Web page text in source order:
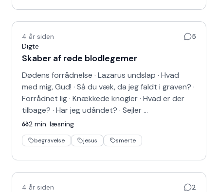
4 år siden
5
Digte
Skaber af røde blodlegemer
Dødens forrådnelse · Lazarus undslap · Hvad
med mig, Gud! · Så du væk, da jeg faldt i graven? ·
Forrådnet lig · Knækkede knogler · Hvad er der
tilbage? · Har jeg udåndet? · Sejler …
2 min. læsning
begravelse jesus smerte
4 år siden
2